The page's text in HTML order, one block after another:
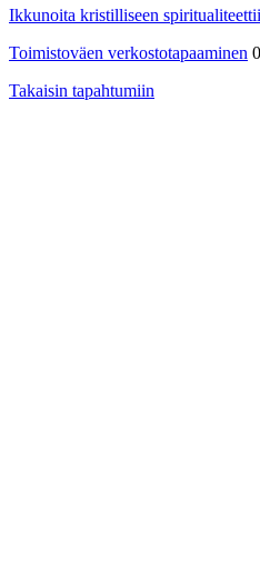
Ikkunoita kristilliseen
Toimistoväen verkostotapaaminen
Takaisin tapahtumiin